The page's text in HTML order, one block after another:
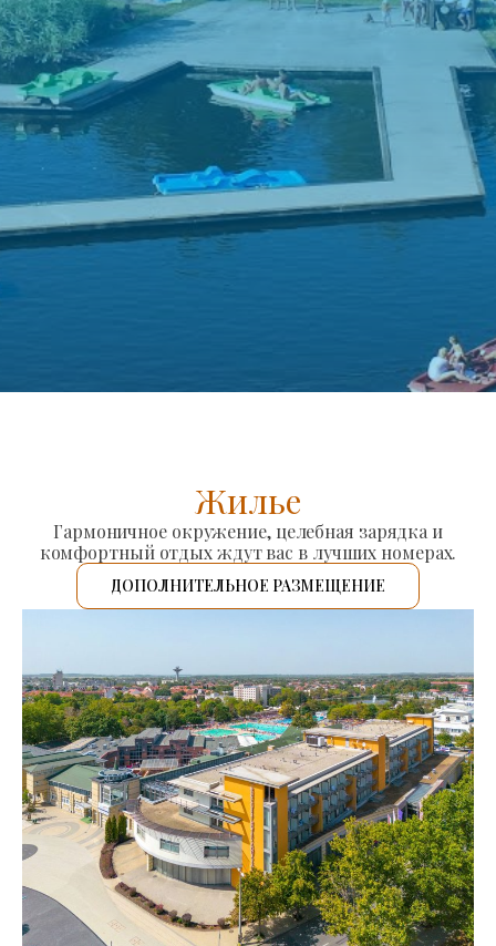
Жилье
Гармоничное окружение, целебная зарядка и
комфортный отдых ждут вас в лучших номерах.
ДОПОЛНИТЕЛЬНОЕ РАЗМЕЩЕНИЕ